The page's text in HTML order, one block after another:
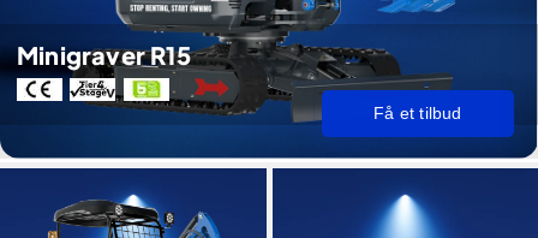
Minigraver R15
Få et tilbud